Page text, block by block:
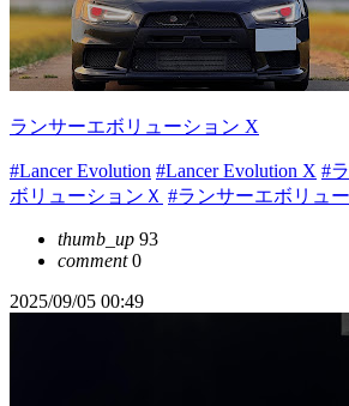
ランサーエボリューション X
#Lancer Evolution #Lancer Evolution X #
ボリューションＸ #ランサーエボリュ
thumb_up 93
comment0
2025/09/05 00:49